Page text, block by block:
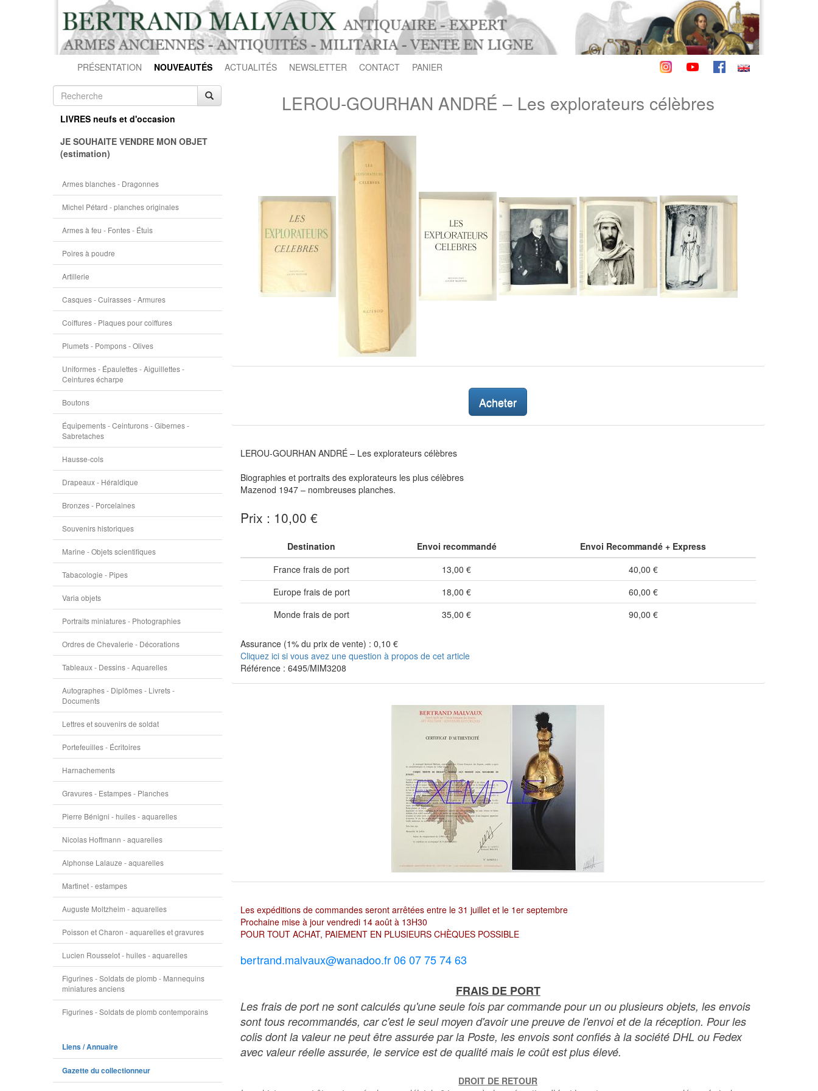
PRÉSENTATION NOUVEAUTÉS ACTUALITÉS NEWSLETTER CONTACT PANIER
LIVRES neufs et d'occasion
JE SOUHAITE VENDRE MON OBJET
(estimation)
Armes blanches - Dragonnes
Michel Pétard - planches originales
Armes à feu - Fontes - Étuis
Poires à poudre
Artillerie
Casques - Cuirasses - Armures
Coiffures - Plaques pour coiffures
Plumets - Pompons - Olives
Uniformes - Épaulettes - Aiguillettes -
Ceintures écharpe
Boutons
Équipements - Ceinturons - Gibernes -
Sabretaches
Hausse-cols
Drapeaux - Héraldique
Bronzes - Porcelaines
Souvenirs historiques
Marine - Objets scientifiques
Tabacologie - Pipes
Varia objets
Portraits miniatures - Photographies
Ordres de Chevalerie - Décorations
Tableaux - Dessins - Aquarelles
Autographes - Diplômes - Livrets -
Documents
Lettres et souvenirs de soldat
Portefeuilles - Écritoires
Harnachements
Gravures - Estampes - Planches
Pierre Bénigni - huiles - aquarelles
Nicolas Hoffmann - aquarelles
Alphonse Lalauze - aquarelles
Martinet - estampes
Auguste Moltzheim - aquarelles
Poisson et Charon - aquarelles et gravures
Lucien Rousselot - huiles - aquarelles
Figurines - Soldats de plomb - Mannequins
miniatures anciens
Figurines - Soldats de plomb contemporains
Liens / Annuaire
Gazette du collectionneur
LEROU-GOURHAN ANDRÉ – Les explorateurs célèbres
Acheter
LEROU-GOURHAN ANDRÉ – Les explorateurs célèbres
Biographies et portraits des explorateurs les plus célèbres
Mazenod 1947 – nombreuses planches.
Prix : 10,00 €
Destination Envoi recommandé
Envoi Recommandé + Express
France frais de port
13,00 €
40,00 €
Europe frais de port
18,00 €
60,00 €
Monde frais de port
35,00 € 90,00 €
Assurance (1% du prix de vente) : 0,10 €
Cliquez ici si vous avez une question à propos de cet article
Référence : 6495/MIM3208
Les expéditions de commandes seront arrêtées entre le 31 juillet et le 1er septembre
Prochaine mise à jour vendredi 14 août à 13H30
POUR TOUT ACHAT, PAIEMENT EN PLUSIEURS CHÈQUES POSSIBLE
bertrand.malvaux@wanadoo.fr 06 07 75 74 63
FRAIS DE PORT
Les frais de port ne sont calculés qu'une seule fois par commande pour un ou plusieurs objets, les envois
sont tous recommandés, car c'est le seul moyen d'avoir une preuve de l'envoi et de la réception. Pour les
colis dont la valeur ne peut être assurée par la Poste, les envois sont confiés à la société DHL ou Fedex
avec valeur réelle assurée, le service est de qualité mais le coût est plus élevé.
DROIT DE RETOUR